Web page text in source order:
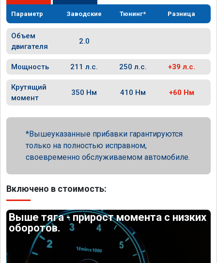
Параметр Заводские Тюнинг* Разница
Объем
двигателя
2.0
Мощность 211 л.с. 250 л.с. +39 л.с.
Крутящий
момент
350 Нм 410 Нм +60 Нм
Вышеуказанные прибавки гарантируются
только на полностью исправном,
своевременно обслуживаемом автомобиле.
Включено в стоимость:
Выше тяга - прирост момента с низких
оборотов.